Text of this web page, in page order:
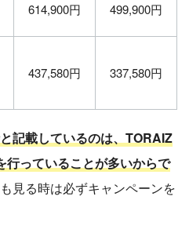
614,900円 499,900円
437,580円 337,580円
記載しているのは、TORAIZ
行っていることが多いからで
見る時は必ずキャンペーンを